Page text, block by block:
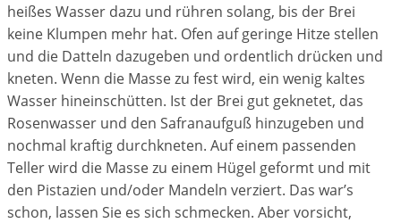
heißes Wasser dazu und rühren solang, bis der Brei
keine Klumpen mehr hat. Ofen auf geringe Hitze stellen
und die Datteln dazugeben und ordentlich drücken und
kneten. Wenn die Masse zu fest wird, ein wenig kaltes
Wasser hineinschütten. Ist der Brei gut geknetet, das
Rosenwasser und den Safranaufguß hinzugeben und
nochmal kraftig durchkneten. Auf einem passenden
Teller wird die Masse zu einem Hügel geformt und mit
den Pistazien und/oder Mandeln verziert. Das war’s
schon, lassen Sie es sich schmecken. Aber vorsicht,